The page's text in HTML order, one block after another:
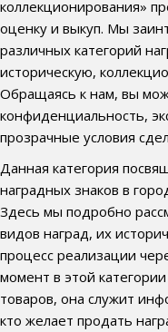
коллекционирования»
оценку и выкуп. Мы
различных категорий
историческую,
Обращаясь к нам, вы
конфиденциальность,
прозрачные условия
Данная категория
наградных знаков в
Здесь мы подробно
видов наград, их
процесс реализации
момент в этой
товаров, она служит
кто желает продать